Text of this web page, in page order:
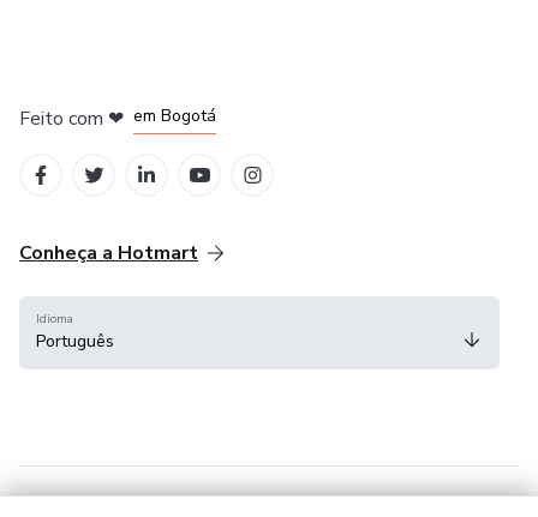
Feito com ❤ em Bogotá
Conheça a Hotmart
Idioma
Português